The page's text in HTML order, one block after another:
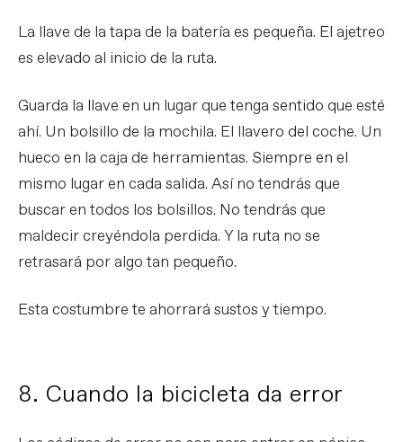
La llave de la tapa de la batería es pequeña. El ajetreo
es elevado al inicio de la ruta.
Guarda la llave en un lugar que tenga sentido que esté
ahí. Un bolsillo de la mochila. El llavero del coche. Un
hueco en la caja de herramientas. Siempre en el
mismo lugar en cada salida. Así no tendrás que
buscar en todos los bolsillos. No tendrás que
maldecir creyéndola perdida. Y la ruta no se
retrasará por algo tan pequeño.
Esta costumbre te ahorrará sustos y tiempo.
8. Cuando la bicicleta da error